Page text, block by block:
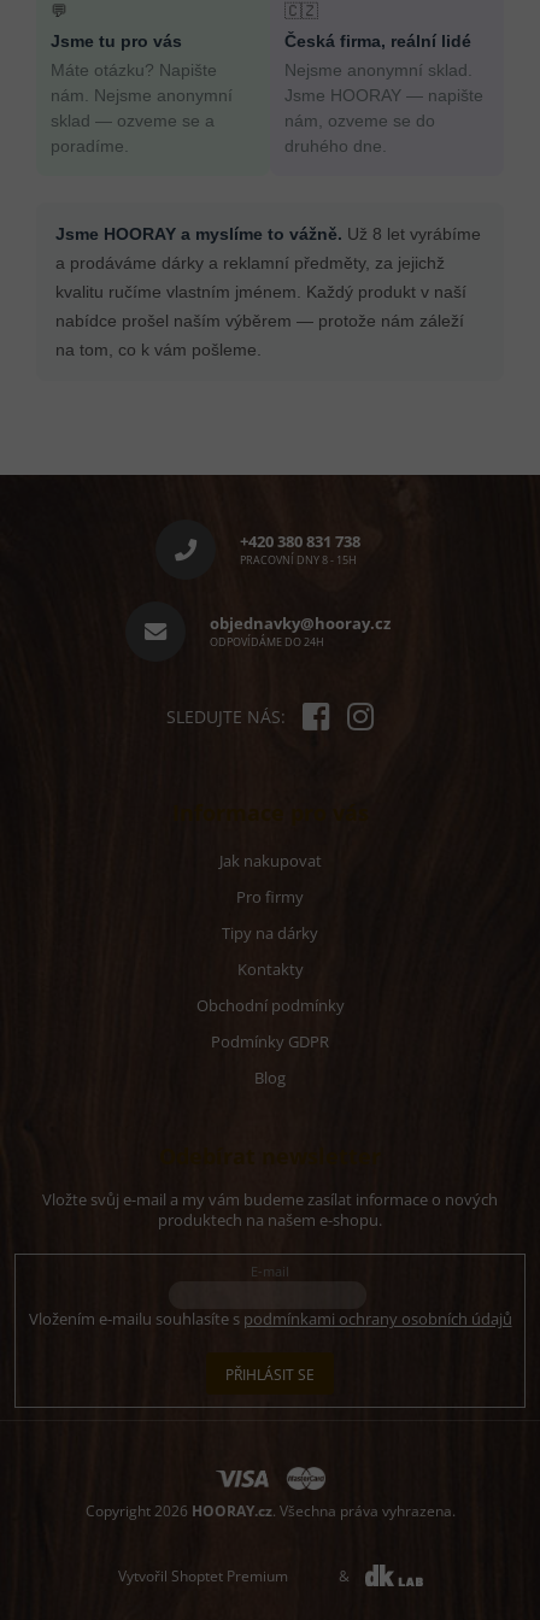
💬
Jsme tu pro vás
Máte otázku? Napište
nám. Nejsme anonymní
sklad — ozveme se a
poradíme.
🇨🇿
Česká firma, reální lidé
Nejsme anonymní sklad.
Jsme HOORAY — napište
nám, ozveme se do
druhého dne.
Jsme HOORAY a myslíme to vážně. Už 8 let vyrábíme
a prodáváme dárky a reklamní předměty, za jejichž
kvalitu ručíme vlastním jménem. Každý produkt v naší
nabídce prošel naším výběrem — protože nám záleží
na tom, co k vám pošleme.
+420 380 831 738
PRACOVNÍ DNY 8 - 15H
objednavky@hooray.cz
ODPOVÍDÁME DO 24H
SLEDUJTE NÁS:
Jak nakupovat
Pro firmy
Tipy na dárky
Kontakty
Obchodní podmínky
Podmínky GDPR
Blog
Vložte svůj e-mail a my vám budeme zasílat informace o nových
produktech na našem e-shopu.
E-mail
Vložením e-mailu souhlasíte s podmínkami ochrany osobních údajů
PŘIHLÁSIT SE
Vytvořil Shoptet Premium &
Copyright 2026 HOORAY.cz. Všechna práva vyhrazena.